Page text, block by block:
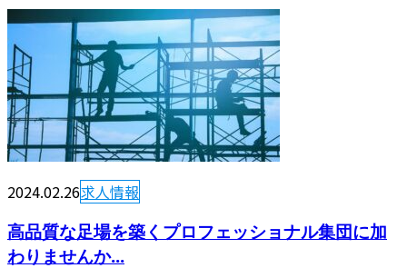
2024.02.26求人情報
高品質な足場を築くプロフェッショナル集団に加
わりませんか...